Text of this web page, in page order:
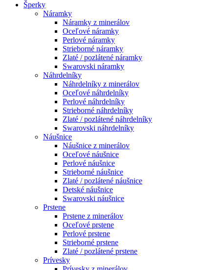
Šperky
Náramky
Náramky z minerálov
Oceľové náramky
Perlové náramky
Strieborné náramky
Zlaté / pozlátené náramky
Swarovski náramky
Náhrdelníky
Náhrdelníky z minerálov
Oceľové náhrdelníky
Perlové náhrdelníky
Strieborné náhrdelníky
Zlaté / pozlátené náhrdelníky
Swarovski náhrdelníky
Náušnice
Náušnice z minerálov
Oceľové náušnice
Perlové náušnice
Strieborné náušnice
Zlaté / pozlátené náušnice
Detské náušnice
Swarovski náušnice
Prstene
Prstene z minerálov
Oceľové prstene
Perlové prstene
Strieborné prstene
Zlaté / pozlátené prstene
Prívesky